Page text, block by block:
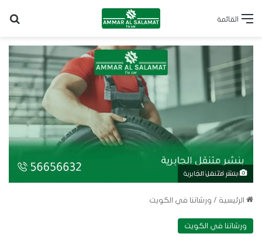
القائمة
بنشر متنقل الجابرية
الرئيسية / ورشاتنا في الكويت
ورشاتنا في الكويت